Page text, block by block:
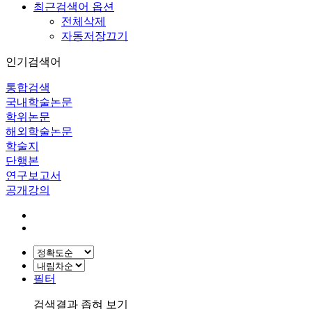
최근검색어 옵션
전체삭제
자동저장끄기
인기검색어
통합검색
국내학술논문
학위논문
해외학술논문
학술지
단행본
연구보고서
공개강의
필터
검색결과 좁혀 보기